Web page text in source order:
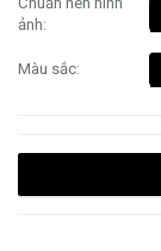
ảnh:
Màu sắc: